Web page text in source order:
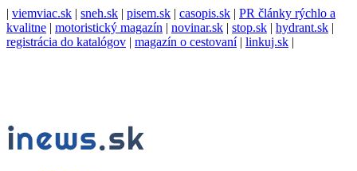
| viemviac.sk | sneh.sk | pisem.sk | casopis.sk | PR články rýchlo a
kvalitne | motoristický magazín | novinar.sk | stop.sk | hydrant.sk |
registrácia do katalógov | magazín o cestovaní| linkuj.sk |